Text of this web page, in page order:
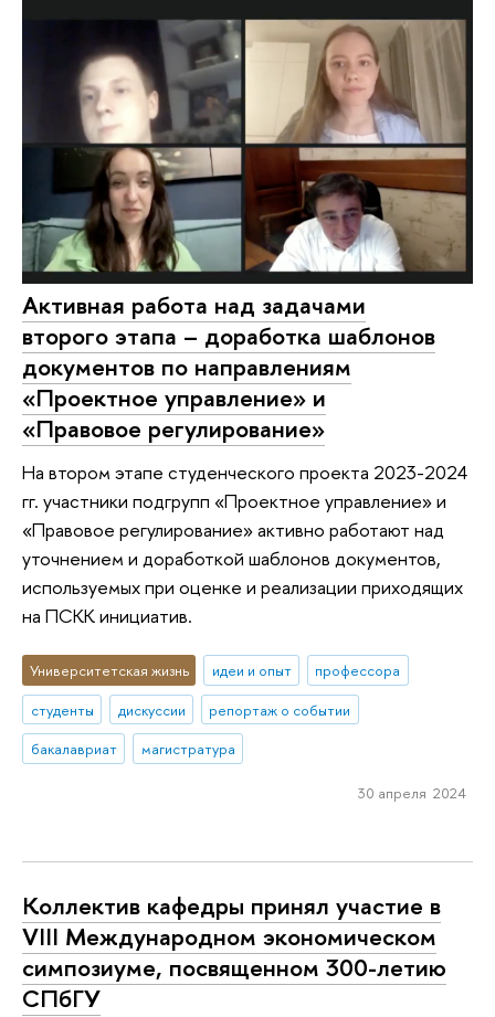
Активная работа над задачами
второго этапа – доработка шаблонов
документов по направлениям
«Проектное управление» и
«Правовое регулирование»
На втором этапе студенческого проекта 2023-2024
гг. участники подгрупп «Проектное управление» и
«Правовое регулирование» активно работают над
уточнением и доработкой шаблонов документов,
используемых при оценке и реализации приходящих
на ПСКК инициатив.
Университетская жизнь идеи и опыт
профессора
студенты
дискуссии
репортаж о событии
бакалавриат
магистратура
30 апреля 2024
Коллектив кафедры принял участие в
VIII Международном экономическом
симпозиуме, посвященном 300-летию
СПбГУ